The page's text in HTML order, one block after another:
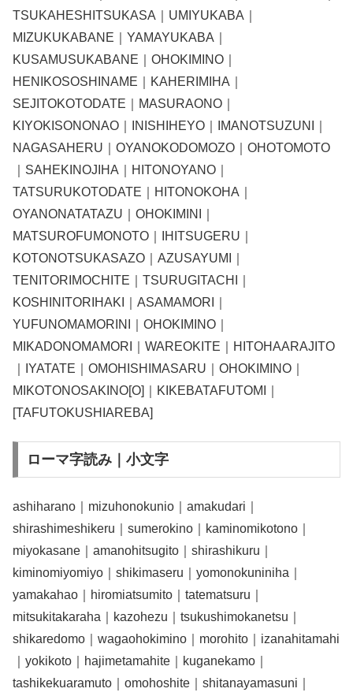
TSUKAHESHITSUKASA｜UMIYUKABA｜
MIZUKUKABANE｜YAMAYUKABA｜
KUSAMUSUKABANE｜OHOKIMINO｜
HENIKOSOSHINAME｜KAHERIMIHA｜
SEJITOKOTODATE｜MASURAONO｜
KIYOKISONONAO｜INISHIHEYO｜IMANOTSUZUNI｜
NAGASAHERU｜OYANOKODOMOZO｜OHOTOMOTO
｜SAHEKINOJIHA｜HITONOYANO｜
TATSURUKOTODATE｜HITONOKOHA｜
OYANONATATAZU｜OHOKIMINI｜
MATSUROFUMONOTO｜IHITSUGERU｜
KOTONOTSUKASAZO｜AZUSAYUMI｜
TENITORIMOCHITE｜TSURUGITACHI｜
KOSHINITORIHAKI｜ASAMAMORI｜
YUFUNOMAMORINI｜OHOKIMINO｜
MIKADONOMAMORI｜WAREOKITE｜HITOHAARAJITO
｜IYATATE｜OMOHISHIMASARU｜OHOKIMINO｜
MIKOTONOSAKINO[O]｜KIKEBATAFUTOMI｜
[TAFUTOKUSHIAREBA]
ローマ字読み｜小文字
ashiharano｜mizuhonokunio｜amakudari｜
shirashimeshikeru｜sumerokino｜kaminomikotono｜
miyokasane｜amanohitsugito｜shirashikuru｜
kiminomiyomiyo｜shikimaseru｜yomonokuniniha｜
yamakahao｜hiromiatsumito｜tatematsuru｜
mitsukitakaraha｜kazohezu｜tsukushimokanetsu｜
shikaredomo｜wagaohokimino｜morohito｜izanahitamahi
｜yokikoto｜hajimetamahite｜kuganekamo｜
tashikekuaramuto｜omohoshite｜shitanayamasuni｜